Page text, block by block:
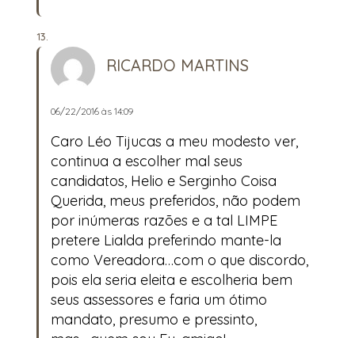
RICARDO MARTINS
06/22/2016 às 14:09
Caro Léo Tijucas a meu modesto ver,
continua a escolher mal seus
candidatos, Helio e Serginho Coisa
Querida, meus preferidos, não podem
por inúmeras razões e a tal LIMPE
pretere Lialda preferindo mante-la
como Vereadora…com o que discordo,
pois ela seria eleita e escolheria bem
seus assessores e faria um ótimo
mandato, presumo e pressinto,